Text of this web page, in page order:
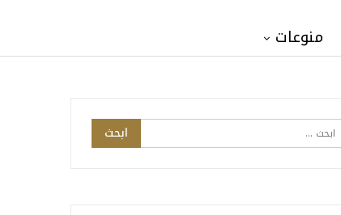
منوعات